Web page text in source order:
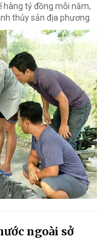
hàng tỷ đồng mỗi năm,
thủy sản địa phương.
ngoài sở